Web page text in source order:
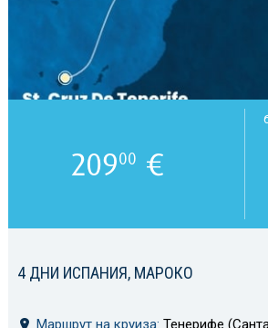
4 ДНИ ИСПАНИЯ, МАРОКО
Маршрут на круиза: Тенерифе
20900 €